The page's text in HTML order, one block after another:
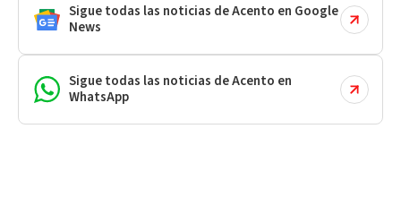
Sigue todas las noticias de Acento en Google
News
Sigue todas las noticias de Acento en
WhatsApp